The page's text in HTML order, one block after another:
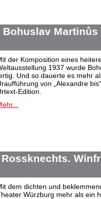
der Komposition eines
1937 wurde
Und so dauerte es mehr
von „Alexandre
Edition.
dem dichten und
Würzburg mehr als ein